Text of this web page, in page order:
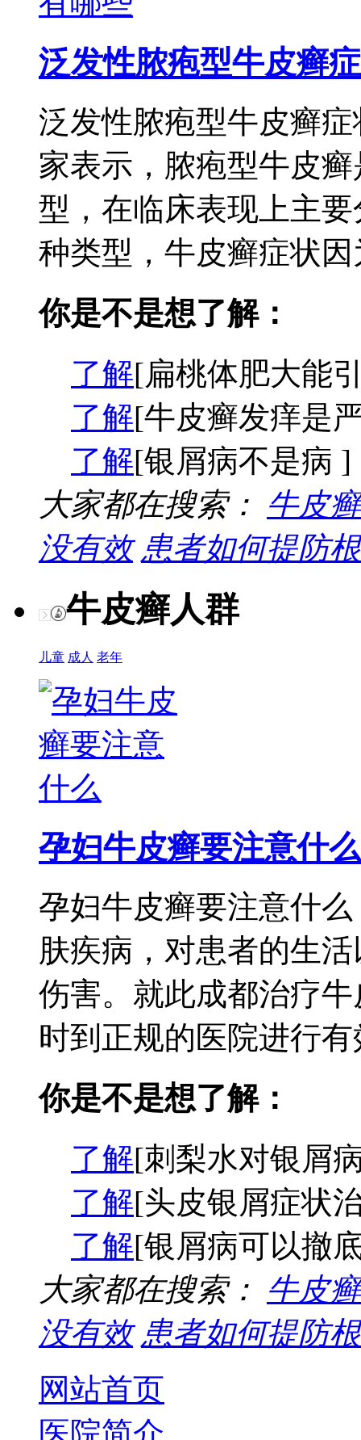
泛发性脓疱型牛皮癣症
泛发性脓疱型牛皮癣
家表示，脓疱型牛皮
型，在临床表现上主
种类型，牛皮癣症状
你是不是想了解：
了解[扁桃体肥大能
了解[牛皮癣发痒是
了解[银屑病不是病 ]
大家都在搜索： 牛皮
没有效 患者如何提防
牛皮癣人群
儿童 成人 老年
孕妇牛皮癣要注意什么
孕妇牛皮癣要注意什
肤疾病，对患者的生
伤害。就此成都治疗
时到正规的医院进行
你是不是想了解：
了解[刺梨水对银屑
了解[头皮银屑症状
了解[银屑病可以撤
大家都在搜索： 牛皮
没有效 患者如何提防
网站首页